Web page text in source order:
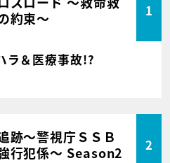
約束～
1
＆医療事故!?
跡～警視庁ＳＳＢ
行犯係～ Season2
2